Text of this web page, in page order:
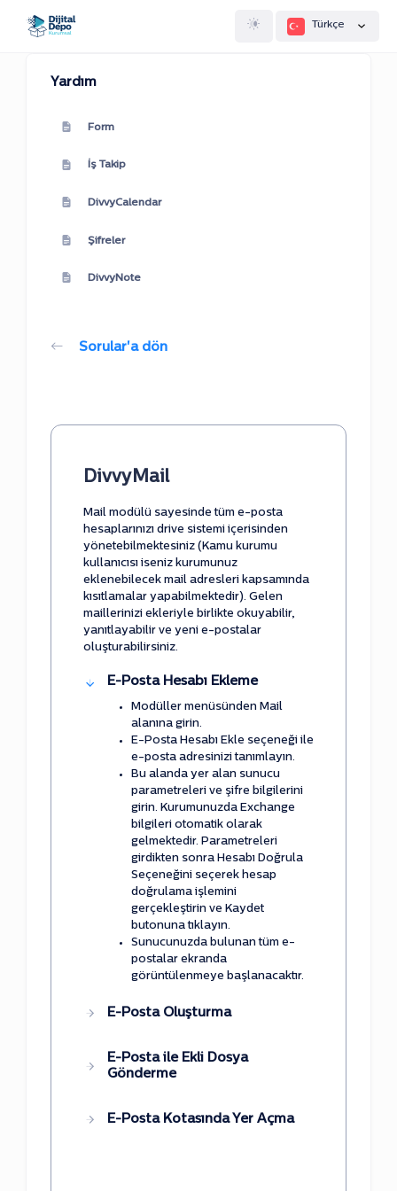
Türkçe
Yardım
Form
İş Takip
DivvyCalendar
Şifreler
DivvyNote
Sorular'a dön
DivvyMail
Mail modülü sayesinde tüm e-posta
hesaplarınızı drive sistemi içerisinden
yönetebilmektesiniz (Kamu kurumu
kullanıcısı iseniz kurumunuz
eklenebilecek mail adresleri kapsamında
kısıtlamalar yapabilmektedir). Gelen
maillerinizi ekleriyle birlikte okuyabilir,
yanıtlayabilir ve yeni e-postalar
oluşturabilirsiniz.
E-Posta Hesabı Ekleme
Modüller menüsünden Mail
alanına girin.
E-Posta Hesabı Ekle seçeneği ile
e-posta adresinizi tanımlayın.
Bu alanda yer alan sunucu
parametreleri ve şifre bilgilerini
girin. Kurumunuzda Exchange
bilgileri otomatik olarak
gelmektedir. Parametreleri
girdikten sonra Hesabı Doğrula
Seçeneğini seçerek hesap
doğrulama işlemini
gerçekleştirin ve Kaydet
butonuna tıklayın.
Sunucunuzda bulunan tüm e-
postalar ekranda
görüntülenmeye başlanacaktır.
E-Posta Oluşturma
E-Posta ile Ekli Dosya
Gönderme
E-Posta Kotasında Yer Açma